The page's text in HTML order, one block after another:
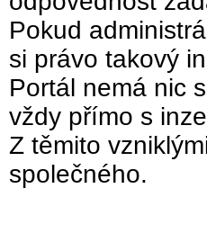
Pokud
si právo takový
Portál nemá nic
vždy přímo s
Z těmito
společného.